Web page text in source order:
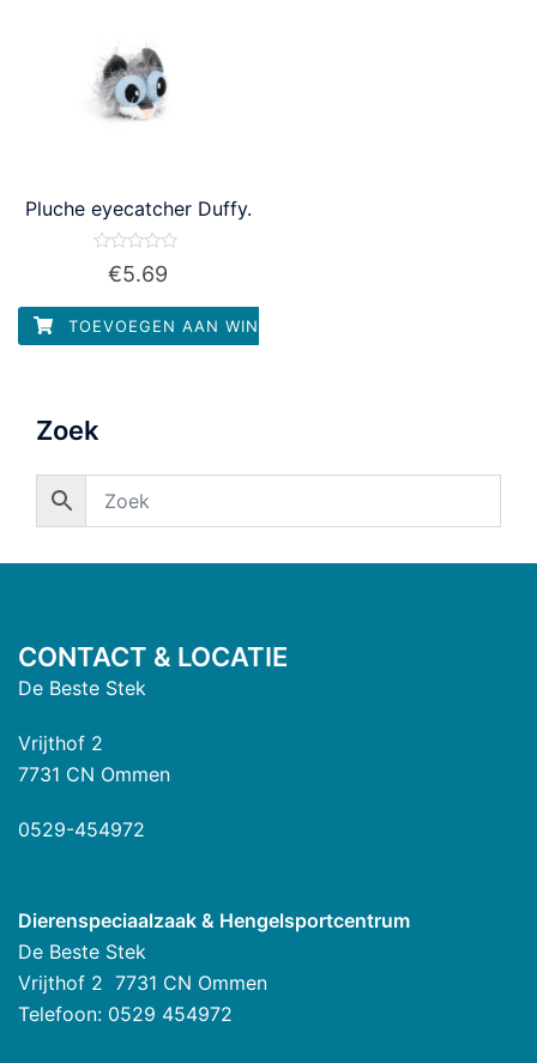
Pluche eyecatcher Duffy.
Waardering
5
€5.69
TOEVOEGEN AAN WINKELWAGEN
Zoek
CONTACT & LOCATIE
De Beste Stek
Vrijthof 2
7731 CN Ommen
0529-454972
Dierenspeciaalzaak & Hengelsportcentrum
De Beste Stek
Vrijthof 2 7731 CN Ommen
Telefoon: 0529 454972